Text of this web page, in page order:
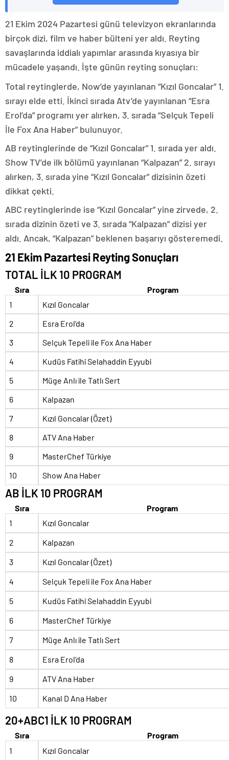
21 Ekim 2024 Pazartesi günü televizyon ekranlarında
birçok dizi, film ve haber bülteni yer aldı. Reyting
savaşlarında iddialı yapımlar arasında kıyasıya bir
mücadele yaşandı. İşte günün reyting sonuçları:
Total reytinglerde, Now’de yayınlanan “Kızıl Goncalar” 1.
sırayı elde etti. İkinci sırada Atv’de yayınlanan “Esra
Erol’da” programı yer alırken, 3. sırada “Selçuk Tepeli
İle Fox Ana Haber” bulunuyor.
AB reytinglerinde de “Kızıl Goncalar” 1. sırada yer aldı.
Show TV’de ilk bölümü yayınlanan “Kalpazan” 2. sırayı
alırken, 3. sırada yine “Kızıl Goncalar” dizisinin özeti
dikkat çekti.
ABC reytinglerinde ise “Kızıl Goncalar” yine zirvede, 2.
sırada dizinin özeti ve 3. sırada “Kalpazan” dizisi yer
aldı. Ancak, “Kalpazan” beklenen başarıyı gösteremedi.
21 Ekim Pazartesi Reyting Sonuçları
TOTAL İLK 10 PROGRAM
Sıra
Program
1
Kızıl Goncalar
2
Esra Erol’da
3
Selçuk Tepeli ile Fox Ana Haber
4
Kudüs Fatihi Selahaddin Eyyubi
5
Müge Anlı ile Tatlı Sert
6
Kalpazan
7
Kızıl Goncalar (Özet)
8
ATV Ana Haber
9
MasterChef Türkiye
10
Show Ana Haber
AB İLK 10 PROGRAM
Sıra
Program
1
Kızıl Goncalar
2
Kalpazan
3
Kızıl Goncalar (Özet)
4
Selçuk Tepeli ile Fox Ana Haber
5
Kudüs Fatihi Selahaddin Eyyubi
6
MasterChef Türkiye
7
Müge Anlı ile Tatlı Sert
8
Esra Erol’da
9
ATV Ana Haber
10
Kanal D Ana Haber
20+ABC1 İLK 10 PROGRAM
Sıra
Program
1
Kızıl Goncalar